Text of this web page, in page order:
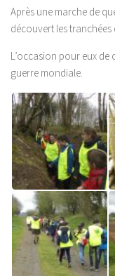
Après une marche de
découvert les tranchées
L’occasion pour eux de
guerre mondiale.